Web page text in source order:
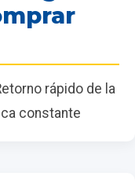
rápido de la
constante